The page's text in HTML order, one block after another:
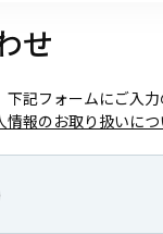
せ
記フォームにご入力
情報のお取り扱いにつ